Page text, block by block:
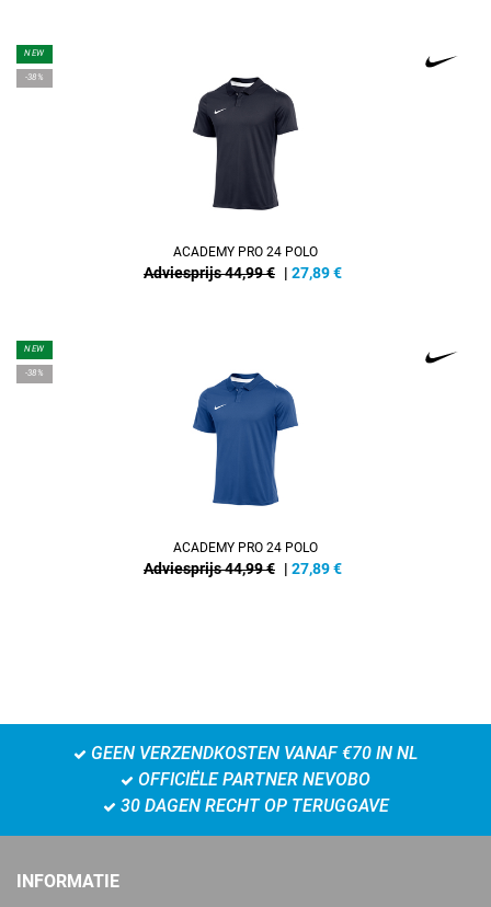
NEW
-38%
ACADEMY PRO 24 POLO
Adviesprijs 44,99 € | 27,89€
NEW
-38%
ACADEMY PRO 24 POLO
Adviesprijs 44,99 € | 27,89€
GEEN VERZENDKOSTEN VANAF €70 IN NL
OFFICIËLE PARTNER NEVOBO
30 DAGEN RECHT OP TERUGGAVE
INFORMATIE